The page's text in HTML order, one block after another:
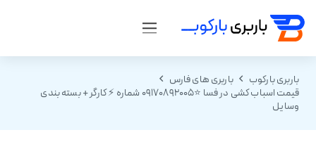
باربری بارکوب
باربری های فارس
قیمت اسباب کشی در فسا ⭐09170892005 شماره ⚡️ کارگر + بسته بندی
وسایل